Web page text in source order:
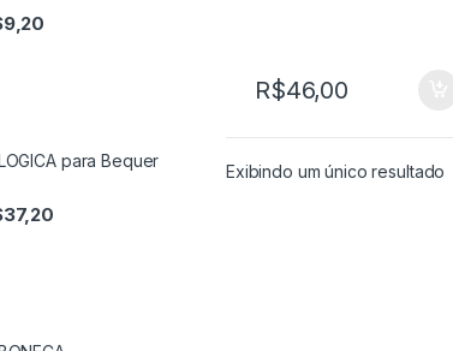
R$46,00
Exibindo um único resultado
9,20
para Bequer
37,20